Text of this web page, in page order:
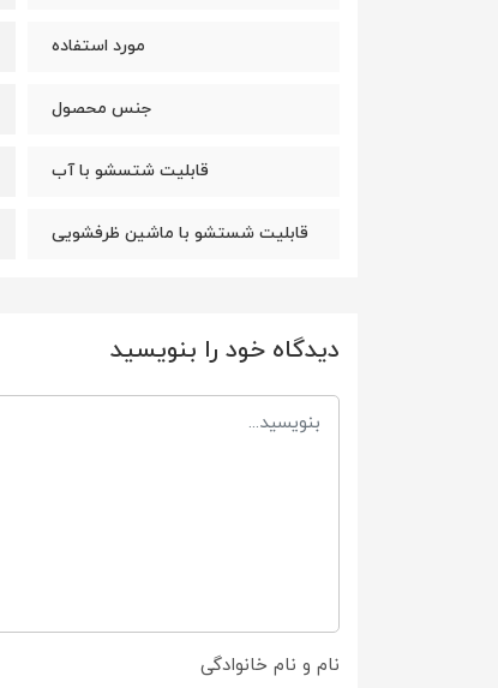
مورد استفاده
جنس محصول
قابلیت شتسشو با آب
قابلیت شستشو با ماشین ظرفشویی
دیدگاه خود را بنویسید
نام و نام خانوادگی